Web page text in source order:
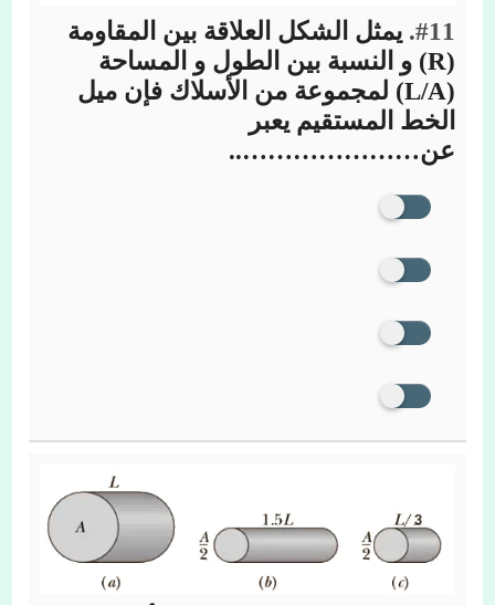
#11. يمثل الشكل العلاقة بين المقاومة
(R) و النسبة بين الطول و المساحة
(L/A) لمجموعة من الأسلاك فإن ميل
الخط المستقيم يعبر
عن…………………..